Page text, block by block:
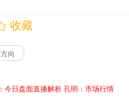
收藏
向
今日盘面直播解析 孔明：市场行情